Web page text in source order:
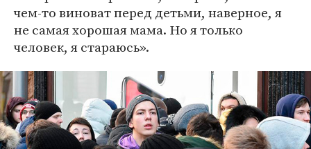
чем-то виноват перед детьми, наверное, я
не самая хорошая мама. Но я только
человек, я стараюсь».